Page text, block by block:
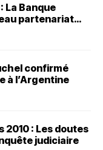
La Banque
partenariat
confirmé
à l’Argentine
2010 : Les doutes
judiciaire